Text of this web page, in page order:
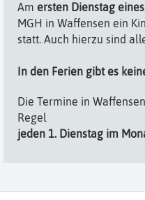
Am ersten Dienstag
MGH in Waffensen ein
statt. Auch hierzu sind
In den Ferien gibt es
Die Termine in
Regel
jeden 1. Dienstag im